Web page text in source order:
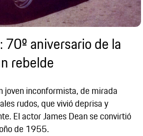
70º aniversario de la
rebelde
joven inconformista, de mirada
rudos, que vivió deprisa y
El actor James Dean se convirtió
de 1955.